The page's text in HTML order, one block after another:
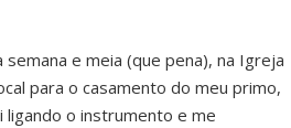
e meia (que pena), na Igreja
para o casamento do meu primo,
ligando o instrumento e me